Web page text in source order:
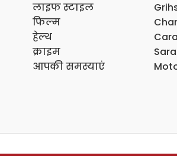
लाइफ स्टाइल
फिल्म
हेल्थ
क्राइम
आपकी समस्याएं